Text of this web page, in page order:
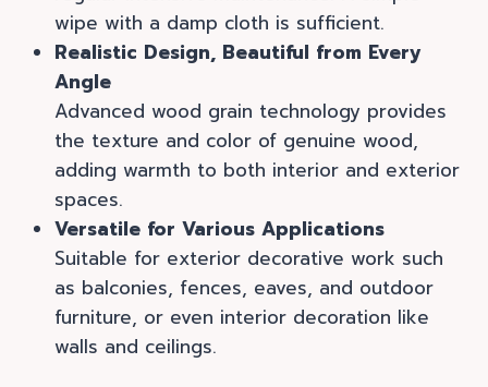
wipe with a damp cloth is sufficient.
Realistic Design, Beautiful from Every
Angle
Advanced wood grain technology provides
the texture and color of genuine wood,
adding warmth to both interior and exterior
spaces.
Versatile for Various Applications
Suitable for exterior decorative work such
as balconies, fences, eaves, and outdoor
furniture, or even interior decoration like
walls and ceilings.